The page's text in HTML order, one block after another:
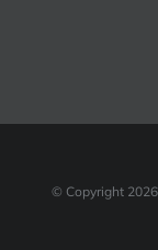
© Copyright